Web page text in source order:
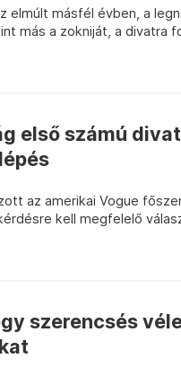
elmúlt másfél évben, a
más a zokniját, a divatra
első számú
az amerikai Vogue
kell megfelelő
szerencsés